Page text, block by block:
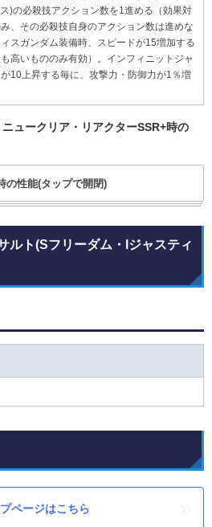
)の必殺技アクション数を1進める（効果対
、その必殺技自身のアクション数は進めな
スガンダム装備時、スピードが15増加する
高いもののみ有効）。インフィニットジャ
10上昇する毎に、攻撃力・防御力が1％増
ュークリア・リアクターSSR+時の
の性能(タップで開閉)
ルト(Sフリーダム・Iジャスティ
プページはこちら